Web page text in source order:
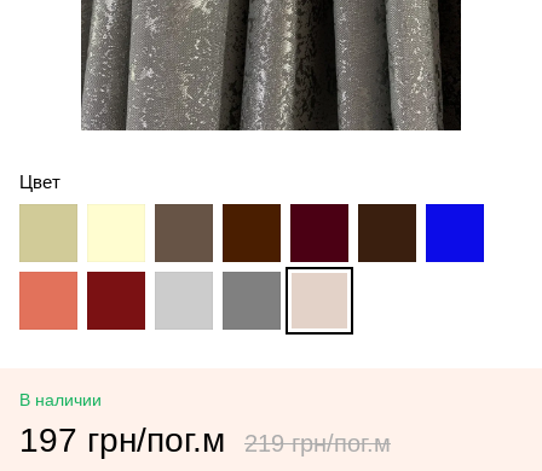
Цвет
В наличии
197 грн/пог.м 219 грн/пог.м